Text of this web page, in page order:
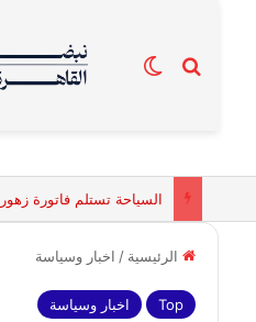
بحث عنالوضع المظلم
الرئيسية / اخبار وسياسة
Top اخبار وسياسة